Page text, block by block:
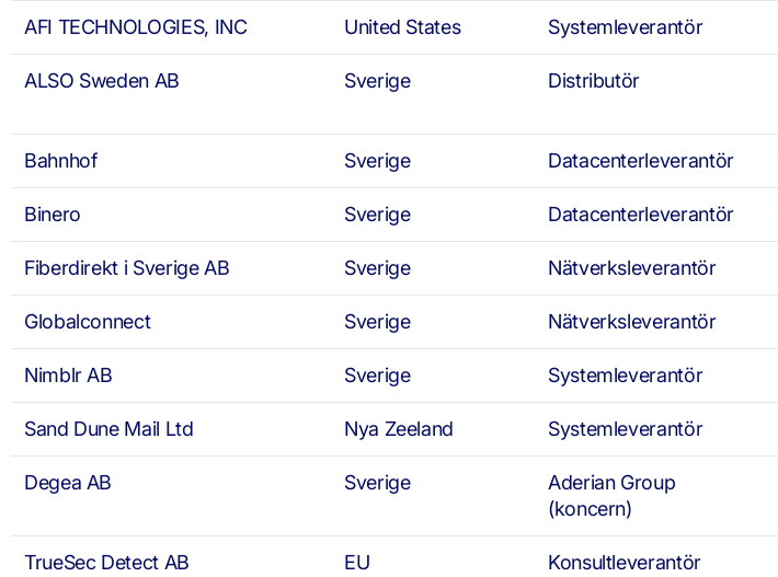
AFI TECHNOLOGIES, INC United States Systemleverantör
ALSO Sweden AB Sverige Distributör
Bahnhof Sverige Datacenterleverantör
Binero Sverige Datacenterleverantör
Fiberdirekt i Sverige AB Sverige Nätverksleverantör
Globalconnect Sverige Nätverksleverantör
Nimblr AB Sverige Systemleverantör
Sand Dune Mail Ltd Nya Zeeland Systemleverantör
Degea AB Sverige
Aderian Group
(koncern)
TrueSec Detect AB EU Konsultleverantör